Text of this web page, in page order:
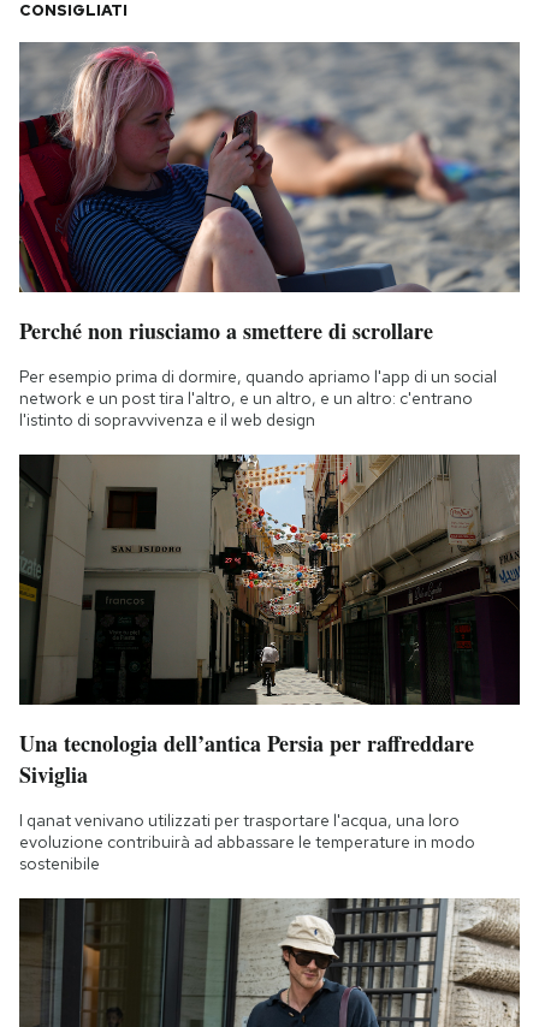
CONSIGLIATI
Perché non riusciamo a smettere di scrollare
Per esempio prima di dormire, quando apriamo l'app di un social
network e un post tira l'altro, e un altro, e un altro: c'entrano
l'istinto di sopravvivenza e il web design
Una tecnologia dell’antica Persia per raffreddare
Siviglia
I qanat venivano utilizzati per trasportare l'acqua, una loro
evoluzione contribuirà ad abbassare le temperature in modo
sostenibile